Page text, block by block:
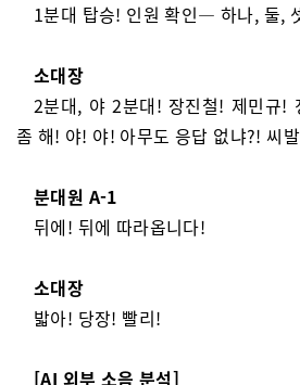
1분대 탑승! 인원 확인— 하나, 둘,
소대장
2분대, 야 2분대! 장진철! 제민규!
좀 해! 야! 야! 아무도 응답 없냐?! 씨
분대원 A-1
뒤에! 뒤에 따라옵니다!
소대장
밟아! 당장! 빨리!
[AI 외부 소음 분석]